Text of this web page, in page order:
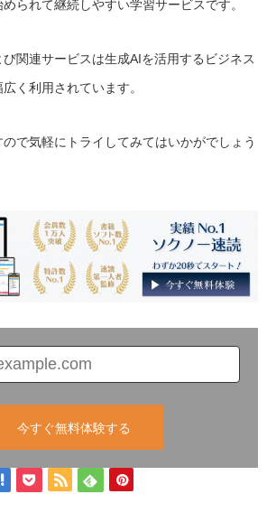
られて継続しやすい学習サービスです。
関連サービスは生成AIを活用するビジネス
く利用されています。
で気軽にトライしてみてはいかがでしょう
今すぐ無料体験する